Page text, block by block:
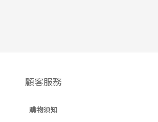
顧客服務
購物須知